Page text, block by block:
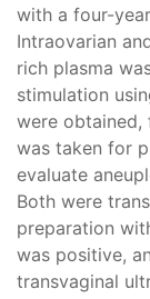
with a four-
Intraovarian
rich plasma
stimulation
were
was taken for
evaluate
Both were
preparation
was positive,
transvaginal